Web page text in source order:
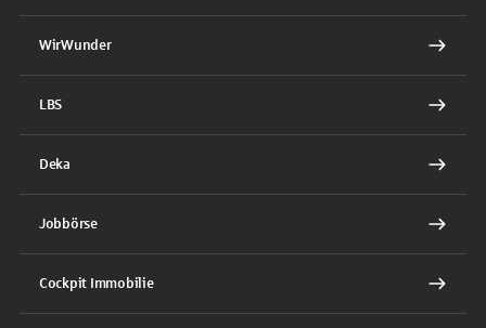
WirWunder
LBS
Deka
Jobbörse
Cockpit Immobilie